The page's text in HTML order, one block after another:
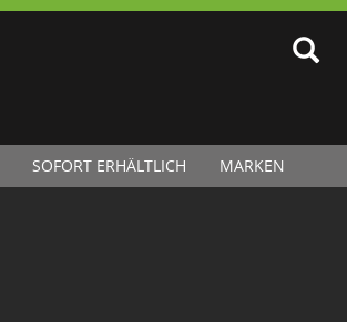
SOFORT ERHÄLTLICH MARKEN